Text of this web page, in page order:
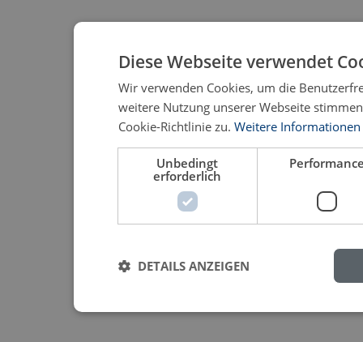
Diese Webseite verwendet
Wir verwenden Cookies, um die
weitere Nutzung unserer Webseite
Cookie-Richtlinie zu. Weitere Informationen
Unbedingt
erforderlich
DETAILS ANZEIGEN